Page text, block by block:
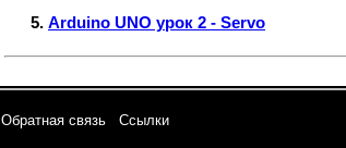
Arduino UNO урок 2 - Servo
Обратная связь Ссылки